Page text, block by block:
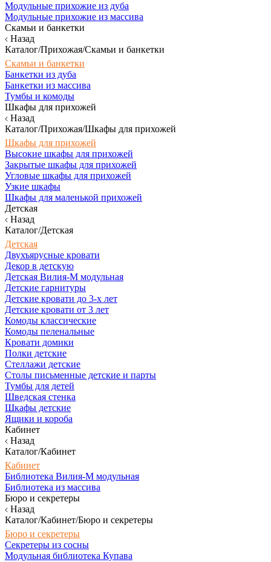
Модульные прихожие из дуба
Модульные прихожие из массива
Скамьи и банкетки
Назад
Каталог/Прихожая/Скамьи и банкетки
Скамьи и банкетки
Банкетки из дуба
Банкетки из массива
Тумбы и комоды
Шкафы для прихожей
Назад
Каталог/Прихожая/Шкафы для прихожей
Шкафы для прихожей
Высокие шкафы для прихожей
Закрытые шкафы для прихожей
Угловые шкафы для прихожей
Узкие шкафы
Шкафы для маленькой прихожей
Детская
Назад
Каталог/Детская
Детская
Двухъярусные кровати
Декор в детскую
Детская Вилия-М модульная
Детские гарнитуры
Детские кровати до 3-х лет
Детские кровати от 3 лет
Комоды классические
Комоды пеленальные
Кровати домики
Полки детские
Стеллажи детские
Столы письменные детские и парты
Тумбы для детей
Шведская стенка
Шкафы детские
Ящики и короба
Кабинет
Назад
Каталог/Кабинет
Кабинет
Библиотека Вилия-М модульная
Библиотека из массива
Бюро и секретеры
Назад
Каталог/Кабинет/Бюро и секретеры
Бюро и секретеры
Секретеры из сосны
Модульная библиотека Купава